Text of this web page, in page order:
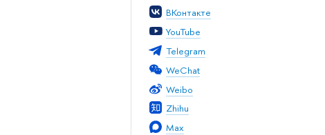
ВКонтакте
YouTube
Telegram
WeChat
Weibo
Zhihu
Max